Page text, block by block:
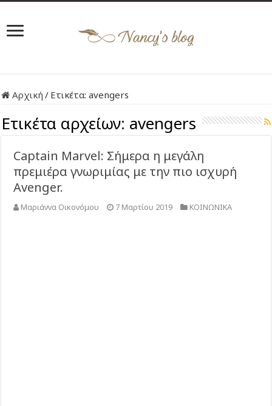
Αρχική / Ετικέτα:avengers
Ετικέτα αρχείων: avengers
Captain Marvel: Σήμερα η μεγάλη
πρεμιέρα γνωριμίας με την πιο ισχυρή
Avenger.
Μαριάννα Οικονόμου 7 Μαρτίου 2019 ΚΟΙΝΩΝΙΚΑ